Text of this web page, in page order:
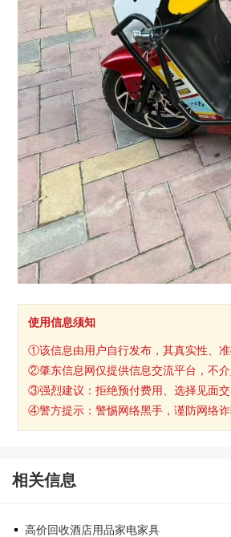
使用信息须知
①该信息由用户自行发布，其真实性、
②肇东信息网仅提供信息交流平台，不
③强烈建议：拒绝预付费用、选择见面
④警方提示：警惕网络黑手，谨防网络诈
相关信息
高价回收酒店用品家电家具